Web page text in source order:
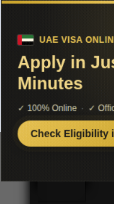
Чтобы не
подписывайся
«Защита на
Добавленно: 29 марта
Выход серий